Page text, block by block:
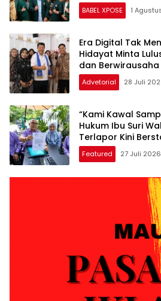
BABEL XPOSE 1
Era Digital Tak
Hidayat Minta
dan Berwirausaha
Advetorial 28 Juli
“Kami Kawal
Hukum Ibu Suri
Terlapor Kini
Featured 27 Juli 2026